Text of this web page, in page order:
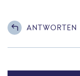
ANTWORTEN